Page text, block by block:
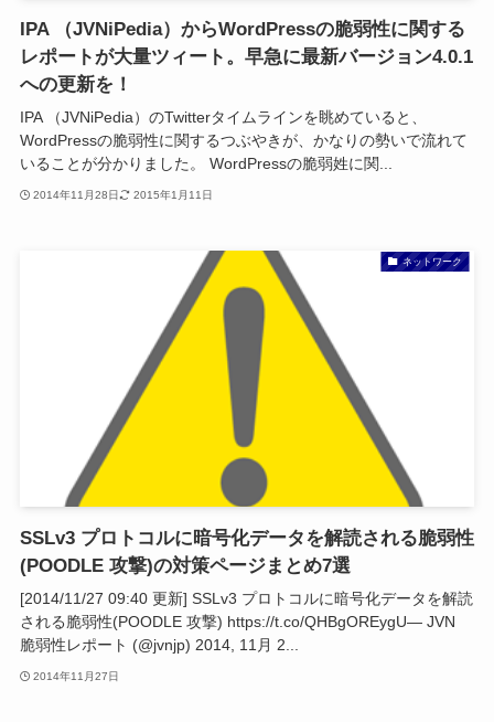
IPA （JVNiPedia）からWordPressの脆弱性に関する
レポートが大量ツィート。早急に最新バージョン4.0.1
への更新を！
IPA （JVNiPedia）のTwitterタイムラインを眺めていると、
WordPressの脆弱性に関するつぶやきが、かなりの勢いで流れて
いることが分かりました。 WordPressの脆弱姓に関...
2014年11月28日 2015年1月11日
ネットワーク
SSLv3 プロトコルに暗号化データを解読される脆弱性
(POODLE 攻撃)の対策ページまとめ7選
[2014/11/27 09:40 更新] SSLv3 プロトコルに暗号化データを解読
される脆弱性(POODLE 攻撃) https://t.co/QHBgOREygU— JVN
脆弱性レポート (@jvnjp) 2014, 11月 2...
2014年11月27日